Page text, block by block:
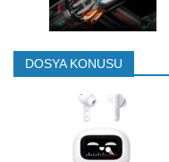
DOSYA KONUSU